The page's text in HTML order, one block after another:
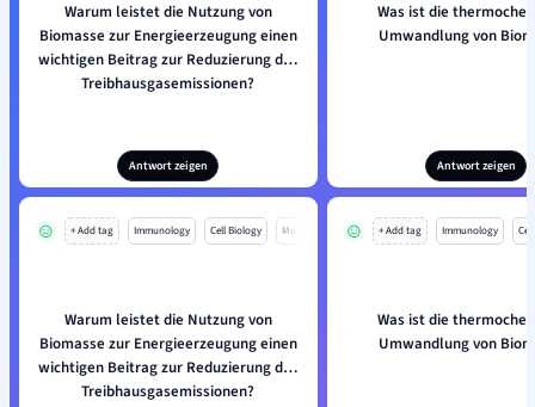
Warum leistet die Nutzung von
Biomasse zur Energieerzeugung einen
wichtigen Beitrag zur Reduzierung der
Treibhausgasemissionen?
Antwort zeigen
Was ist die
Umwandlung von
Antwort zeigen
+ Add tag Immunology Cell Biology Mo
Warum leistet die Nutzung von
Biomasse zur Energieerzeugung einen
wichtigen Beitrag zur Reduzierung der
Treibhausgasemissionen?
+ Add tag Immunology
Was ist die
Umwandlung von